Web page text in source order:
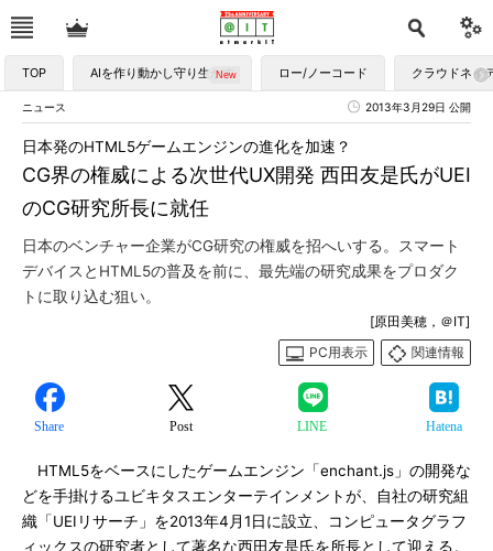
TOP AIを作り動かし守り生かす ロー/ノーコード クラウドネイ
ニュース 2013年3月29日 公開
CG界の権威による次世代UX開発 西田友是氏がUEI
のCG研究所長に就任
日本発のHTML5ゲームエンジンの進化を加速？
日本のベンチャー企業がCG研究の権威を招へいする。スマート
デバイスとHTML5の普及を前に、最先端の研究成果をプロダク
トに取り込む狙い。
[原田美穂，＠IT]
PC用表示
関連情報
Share Post LINE Hatena
HTML5をベースにしたゲームエンジン「enchant.js」の開発な
どを手掛けるユビキタスエンターテインメントが、自社の研究組
織「UEIリサーチ」を2013年4月1日に設立、コンピュータグラフ
ィックスの研究者として著名な西田友是氏を所長として迎える。